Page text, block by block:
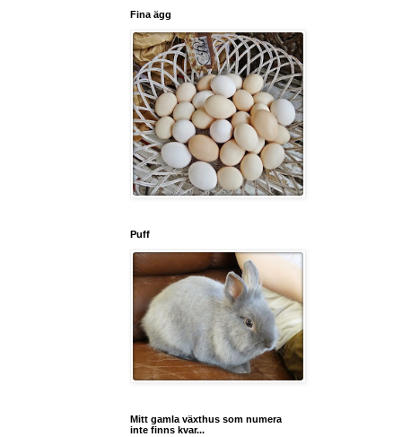
Fina ägg
Puff
Mitt gamla växthus som numera
inte finns kvar...